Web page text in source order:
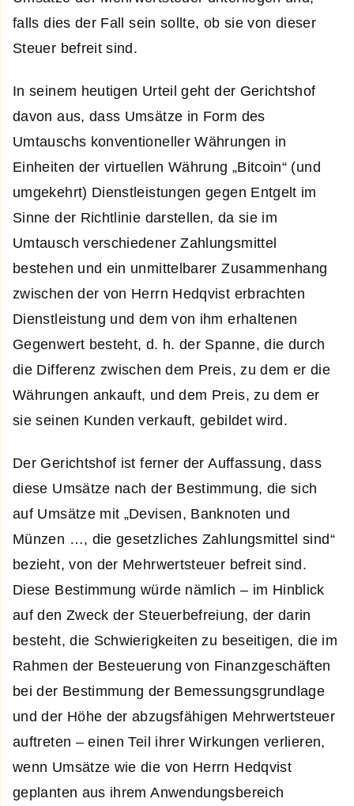
falls dies der Fall sein sollte, ob sie von dieser
Steuer befreit sind.
In seinem heutigen Urteil geht der Gerichtshof
davon aus, dass Umsätze in Form des
Umtauschs konventioneller Währungen in
Einheiten der virtuellen Währung „Bitcoin“ (und
umgekehrt) Dienstleistungen gegen Entgelt im
Sinne der Richtlinie darstellen, da sie im
Umtausch verschiedener Zahlungsmittel
bestehen und ein unmittelbarer Zusammenhang
zwischen der von Herrn Hedqvist erbrachten
Dienstleistung und dem von ihm erhaltenen
Gegenwert besteht, d. h. der Spanne, die durch
die Differenz zwischen dem Preis, zu dem er die
Währungen ankauft, und dem Preis, zu dem er
sie seinen Kunden verkauft, gebildet wird.
Der Gerichtshof ist ferner der Auffassung, dass
diese Umsätze nach der Bestimmung, die sich
auf Umsätze mit „Devisen, Banknoten und
Münzen …, die gesetzliches Zahlungsmittel sind“
bezieht, von der Mehrwertsteuer befreit sind.
Diese Bestimmung würde nämlich – im Hinblick
auf den Zweck der Steuerbefreiung, der darin
besteht, die Schwierigkeiten zu beseitigen, die im
Rahmen der Besteuerung von Finanzgeschäften
bei der Bestimmung der Bemessungsgrundlage
und der Höhe der abzugsfähigen Mehrwertsteuer
auftreten – einen Teil ihrer Wirkungen verlieren,
wenn Umsätze wie die von Herrn Hedqvist
geplanten aus ihrem Anwendungsbereich